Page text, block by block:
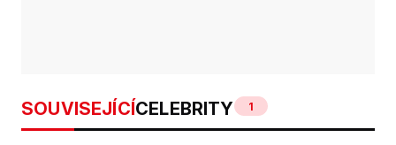
SOUVISEJÍCÍCELEBRITY 1